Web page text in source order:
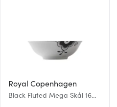
Royal Copenhagen
Black Fluted Mega Skål 16